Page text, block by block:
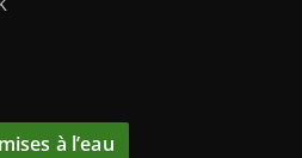
à l’eau